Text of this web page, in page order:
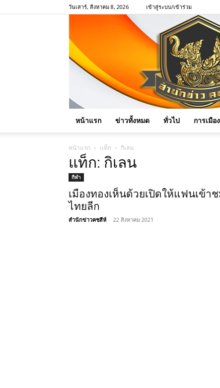
วันเสาร์, สิงหาคม 8, 2026 เข้าสู่ระบบ/เข้าร่วม
หน้าแรก ข่าวทั้งหมด ทั่วไป การเมือง
หน้าแรก แท็ก กิเลน
แท็ก: กิเลน
กีฬา
เมืองทองเห็นด้วยเปิดให้แฟนเข้า
ไทยลีก
สำนักข่าวคชสีห์ - 22 สิงหาคม 2021